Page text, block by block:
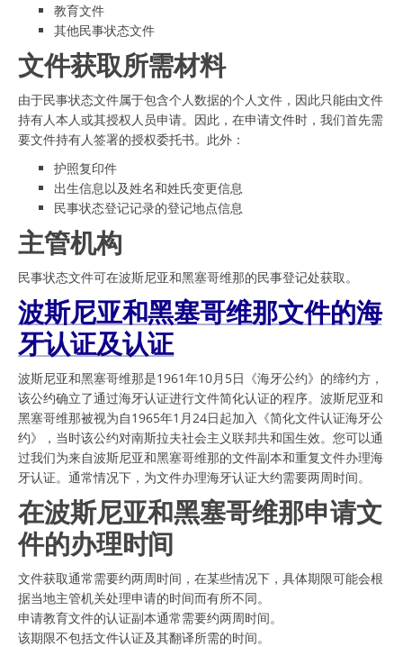
教育文件
其他民事状态文件
文件获取所需材料
由于民事状态文件属于包含个人数据的个人文件，因此只能由文件
持有人本人或其授权人员申请。因此，在申请文件时，我们首先需
要文件持有人签署的授权委托书。此外：
护照复印件
出生信息以及姓名和姓氏变更信息
民事状态登记记录的登记地点信息
主管机构
民事状态文件可在波斯尼亚和黑塞哥维那的民事登记处获取。
波斯尼亚和黑塞哥维那文件的海
牙认证及认证
波斯尼亚和黑塞哥维那是1961年10月5日《海牙公约》的缔约方，
该公约确立了通过海牙认证进行文件简化认证的程序。波斯尼亚和
黑塞哥维那被视为自1965年1月24日起加入《简化文件认证海牙公
约》，当时该公约对南斯拉夫社会主义联邦共和国生效。您可以通
过我们为来自波斯尼亚和黑塞哥维那的文件副本和重复文件办理海
牙认证。通常情况下，为文件办理海牙认证大约需要两周时间。
在波斯尼亚和黑塞哥维那申请文
件的办理时间
文件获取通常需要约两周时间，在某些情况下，具体期限可能会根
据当地主管机关处理申请的时间而有所不同。
申请教育文件的认证副本通常需要约两周时间。
该期限不包括文件认证及其翻译所需的时间。